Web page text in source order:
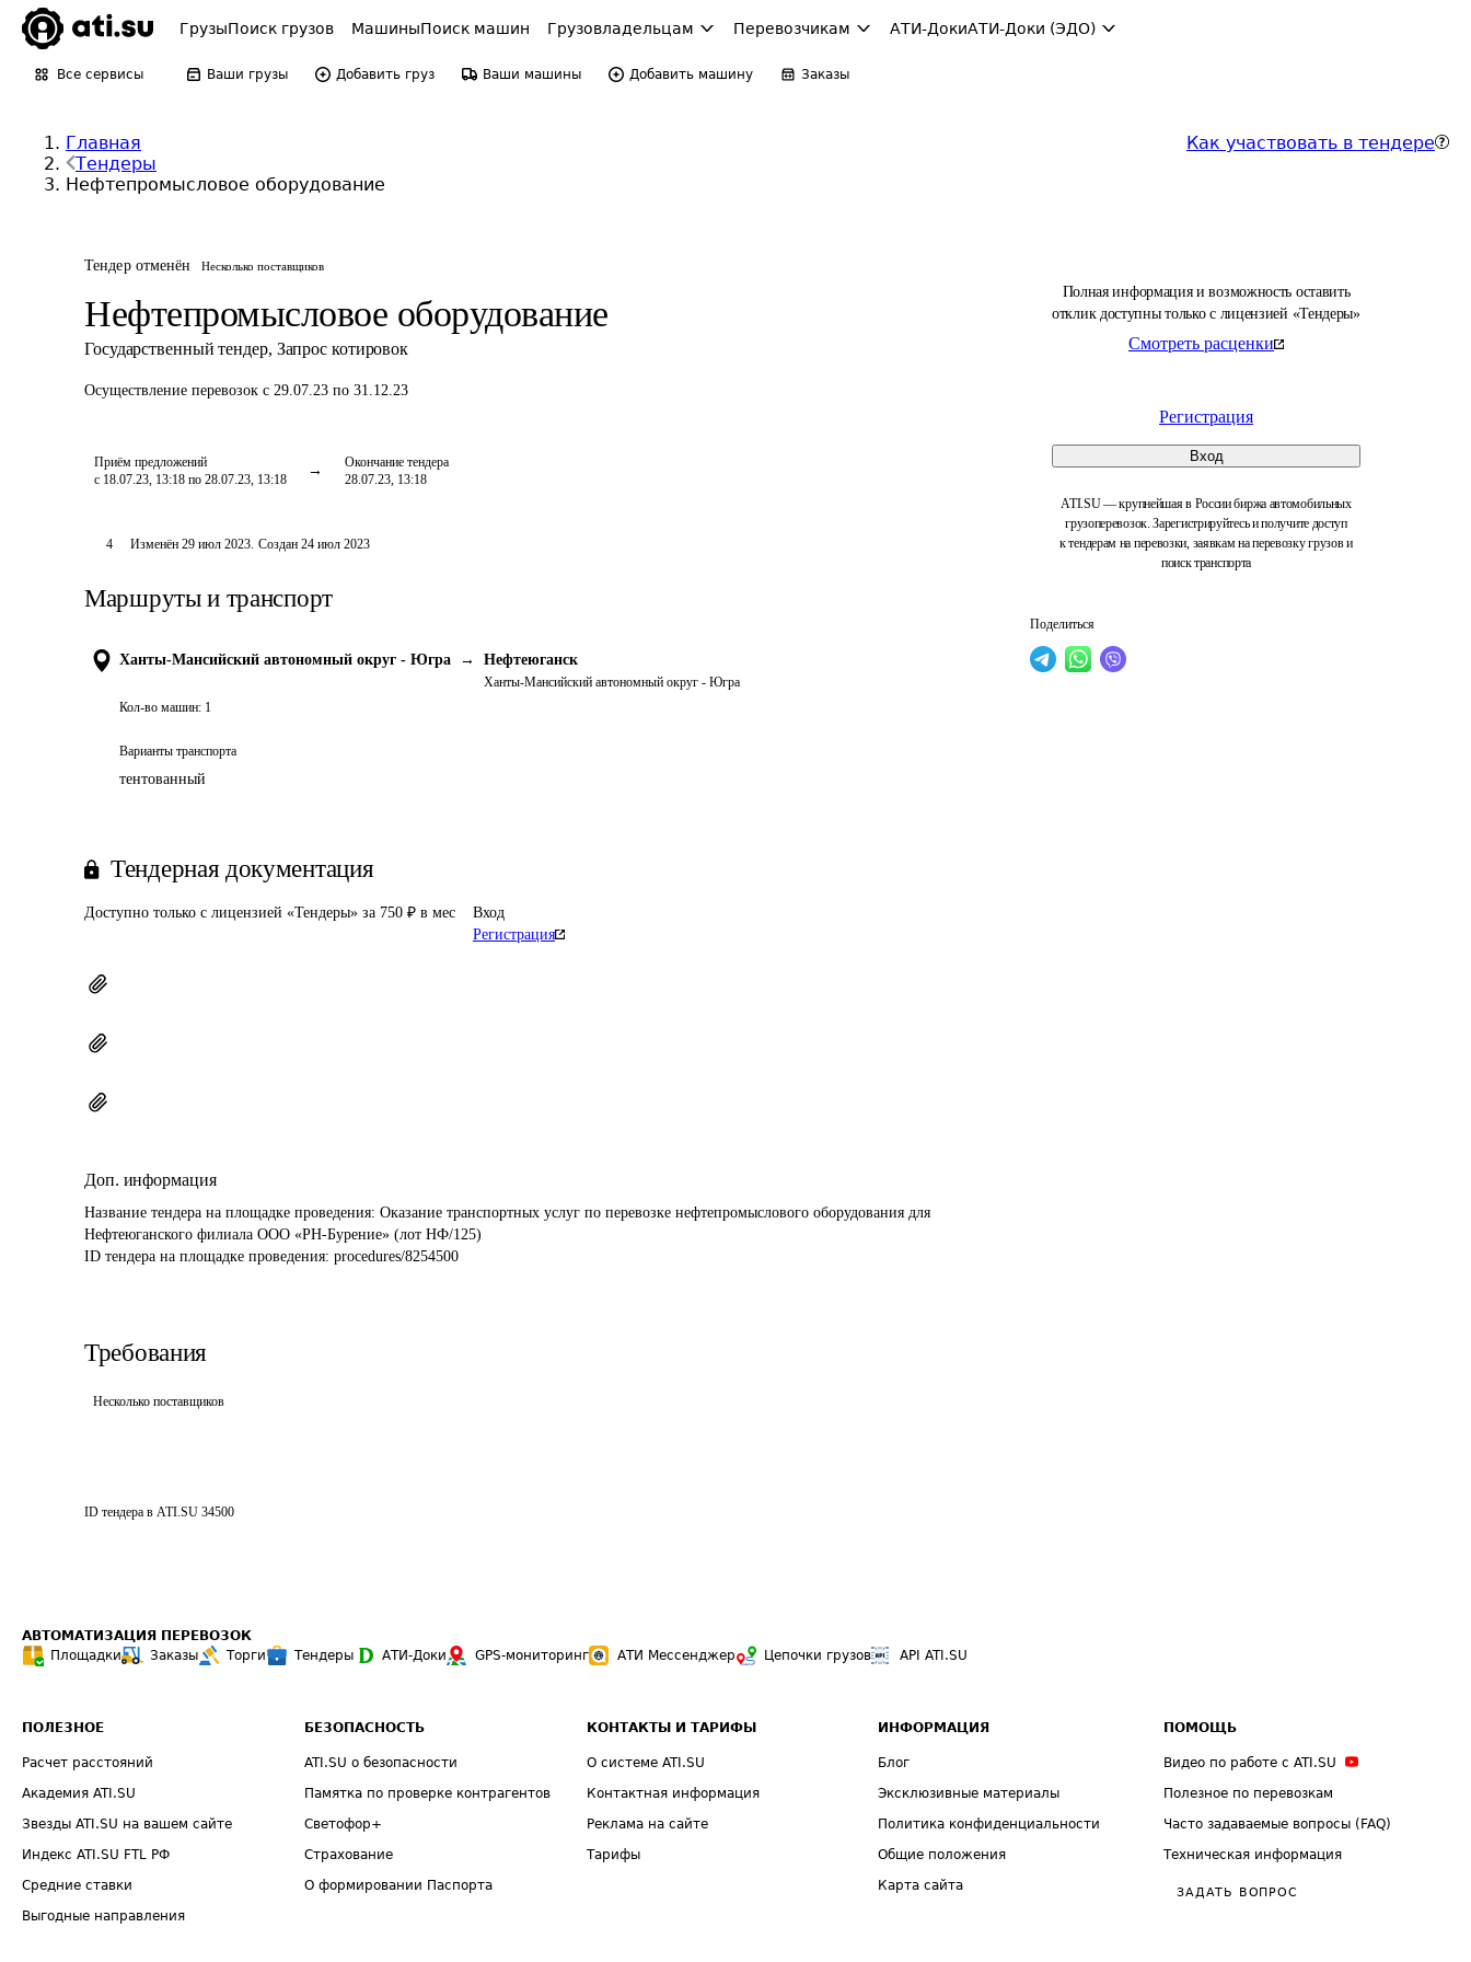
ГрузыПоиск грузов МашиныПоиск машин Грузовладельцам Перевозчикам АТИ-ДокиАТИ-Доки (ЭДО)
Все сервисы Ваши грузы Добавить груз Ваши машины Добавить машину Заказы
Главная
Тендеры
Нефтепромысловое оборудование
Как участвовать в тендере
Тендер отменён Несколько поставщиков
Нефтепромысловое оборудование
Государственный тендер, Запрос котировок
Осуществление перевозок с 29.07.23 по 31.12.23
Приём предложений
с 18.07.23, 13:18 по 28.07.23, 13:18
Окончание тендера
28.07.23, 13:18
Полная информация и возможность оставить
отклик доступны только с лицензией «Тендеры»
Смотреть расценки
Регистрация
Вход
ATI.SU — крупнейшая в России биржа автомобильных
грузоперевозок. Зарегистрируйтесь и получите доступ
к тендерам на перевозки, заявкам на перевозку грузов и
поиск транспорта
Поделиться
4 Изменён 29 июл 2023. Создан 24 июл 2023
Маршруты и транспорт
Ханты-Мансийский автономный округ - Югра → Нефтеюганск
Ханты-Мансийский автономный округ - Югра
Кол-во машин: 1
Варианты транспорта
тентованный
Тендерная документация
Доступно только с лицензией «Тендеры» за 750 ₽ в мес
Вход
Регистрация
Доп. информация
Название тендера на площадке проведения: Оказание транспортных услуг по перевозке нефтепромыслового оборудования для
Нефтеюганского филиала ООО «РН-Бурение» (лот НФ/125)
ID тендера на площадке проведения: procedures/8254500
Требования
Несколько поставщиков
ID тендера в ATI.SU 34500
АВТОМАТИЗАЦИЯ ПЕРЕВОЗОК
Площадки
Заказы Торги Тендеры АТИ-Доки GPS-мониторинг АТИ Мессенджер Цепочки грузов API ATI.SU
ПОЛЕЗНОЕ
Расчет расстояний
Академия ATI.SU
Звезды ATI.SU на вашем сайте
Индекс ATI.SU FTL РФ
Средние ставки
Выгодные направления
БЕЗОПАСНОСТЬ
ATI.SU о безопасности
Памятка по проверке контрагентов
Светофор+
Страхование
О формировании Паспорта
КОНТАКТЫ И ТАРИФЫ
О системе ATI.SU
Контактная информация
Реклама на сайте
Тарифы
ИНФОРМАЦИЯ
Блог
Эксклюзивные материалы
Политика конфиденциальности
Общие положения
Карта сайта
ПОМОЩЬ
Видео по работе с ATI.SU
Полезное по перевозкам
Часто задаваемые вопросы (FAQ)
Техническая информация
ЗАДАТЬ ВОПРОС